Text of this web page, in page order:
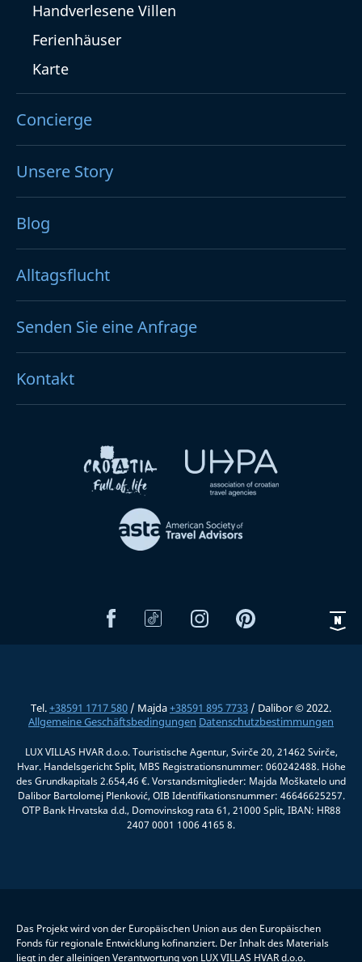
Handverlesene Villen
Ferienhäuser
Karte
Concierge
Unsere Story
Blog
Alltagsflucht
Senden Sie eine Anfrage
Kontakt
Tel.+38591 1717 580 / Majda+38591 895 7733 / Dalibor © 2022.
Allgemeine Geschäftsbedingungen Datenschutzbestimmungen
LUX VILLAS HVAR d.o.o. Touristische Agentur, Svirče 20, 21462 Svirče,
Hvar. Handelsgericht Split, MBS Registrationsnummer: 060242488. Höhe
des Grundkapitals 2.654,46 €. Vorstandsmitglieder: Majda Moškatelo und
Dalibor Bartolomej Plenković, OIB Identifikationsnummer: 46646625257.
OTP Bank Hrvatska d.d., Domovinskog rata 61, 21000 Split, IBAN: HR88
2407 0001 1006 4165 8.
Das Projekt wird von der Europäischen Union aus den Europäischen
Fonds für regionale Entwicklung kofinanziert. Der Inhalt des Materials
liegt in der alleinigen Verantwortung von LUX VILLAS HVAR d.o.o.